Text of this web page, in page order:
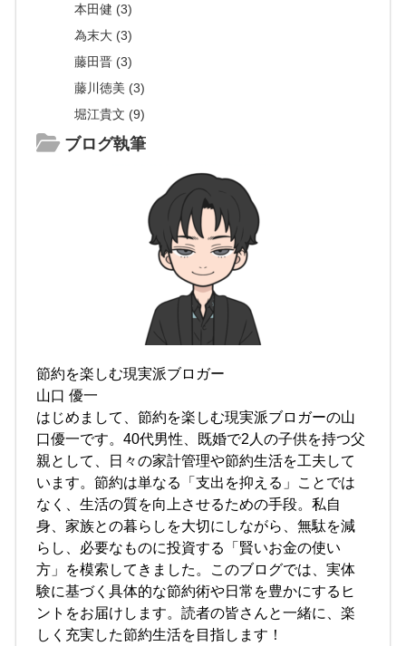
本田健 (3)
為末大 (3)
藤田晋 (3)
藤川徳美 (3)
堀江貴文 (9)
ブログ執筆
節約を楽しむ現実派ブロガー
山口 優一
はじめまして、節約を楽しむ現実派ブロガーの山
口優一です。40代男性、既婚で2人の子供を持つ父
親として、日々の家計管理や節約生活を工夫して
います。節約は単なる「支出を抑える」ことでは
なく、生活の質を向上させるための手段。私自
身、家族との暮らしを大切にしながら、無駄を減
らし、必要なものに投資する「賢いお金の使い
方」を模索してきました。このブログでは、実体
験に基づく具体的な節約術や日常を豊かにするヒ
ントをお届けします。読者の皆さんと一緒に、楽
しく充実した節約生活を目指します！